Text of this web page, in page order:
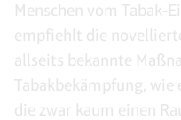
Menschen vom Tabak-
empfiehlt die
allseits bekannte
Tabakbekämpfung,
die zwar kaum einen